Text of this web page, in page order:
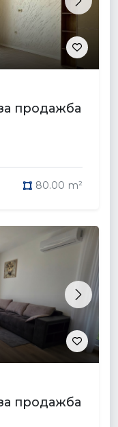
Next
продажба
80.00 m²
Next
продажба